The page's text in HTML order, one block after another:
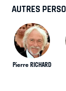
AUTRES
Pierre RICHARD